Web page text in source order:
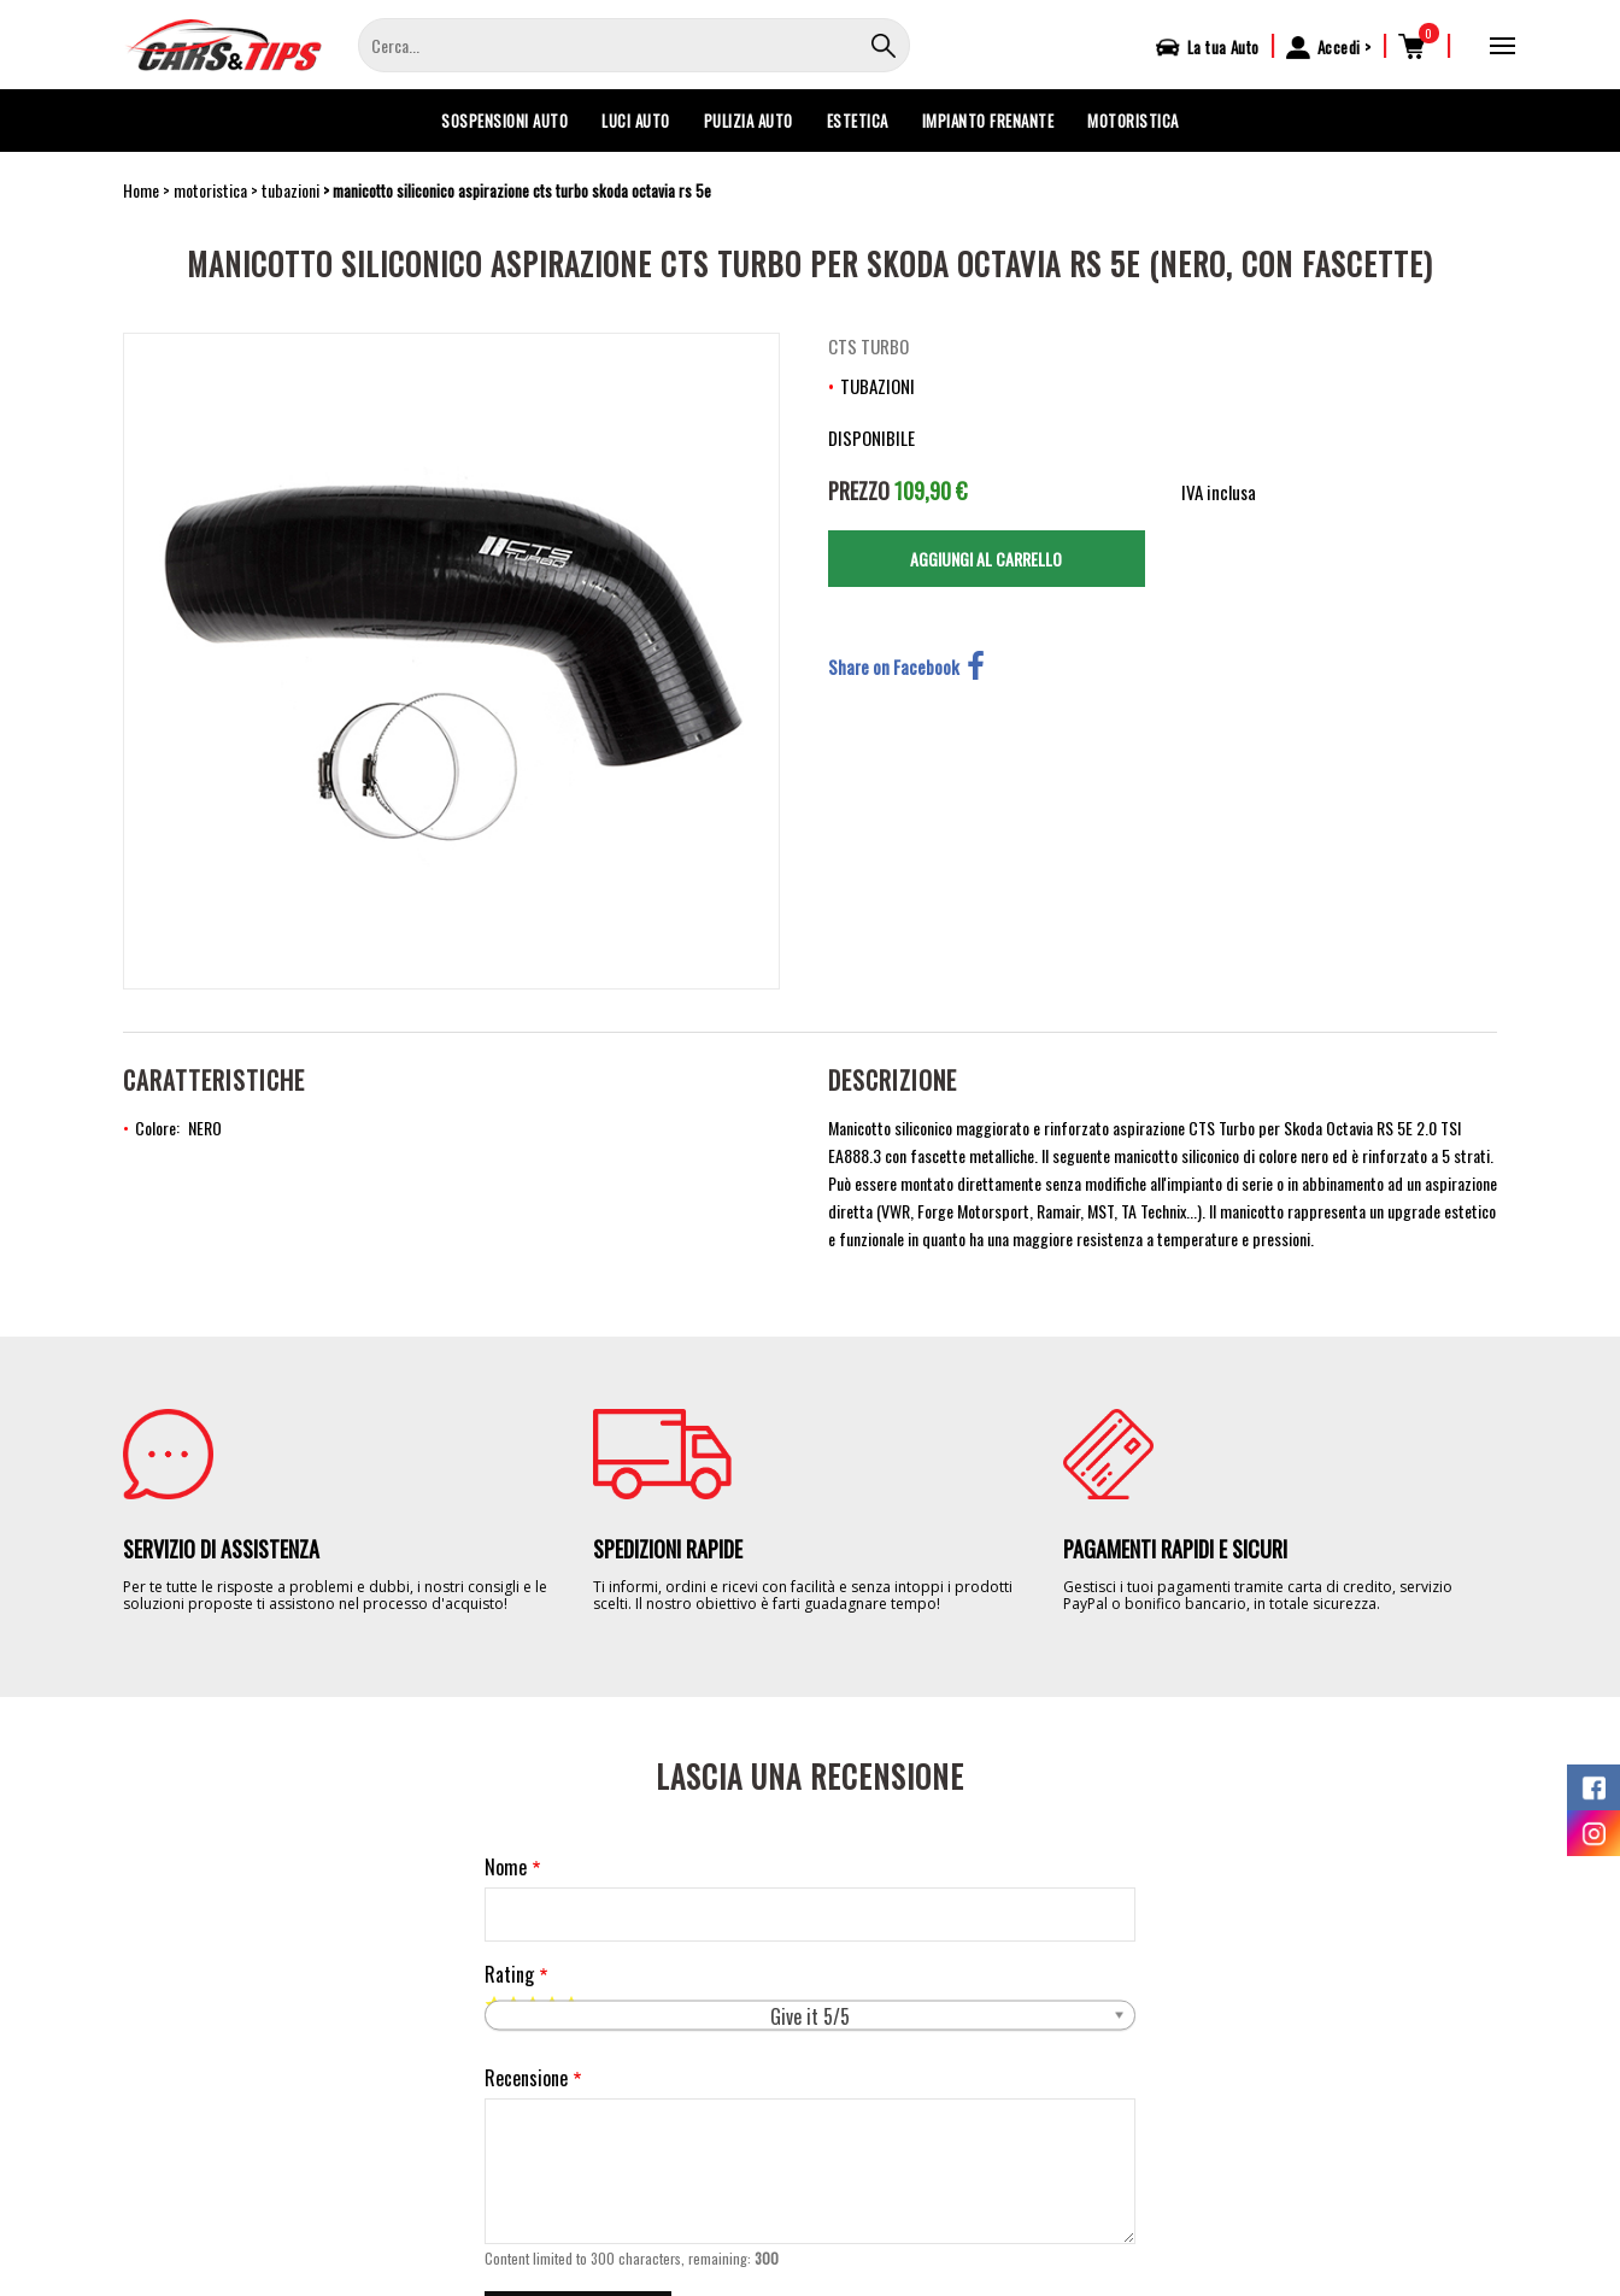
principale
La tua Auto | Accedi | 0 |
SOSPENSIONI AUTO LUCI AUTO PULIZIA AUTO ESTETICA IMPIANTO FRENANTE MOTORISTICA
Home motoristica tubazioni manicotto siliconico aspirazione cts turbo skoda octavia rs 5e
MANICOTTO SILICONICO ASPIRAZIONE CTS TURBO PER SKODA OCTAVIA RS 5E (NERO, CON FASCETTE)
CTS TURBO
TUBAZIONI
DISPONIBILE
PREZZO109,90 € IVA inclusa
Share on Facebook
CARATTERISTICHE
Colore NERO
DESCRIZIONE
Manicotto siliconico maggiorato e rinforzato aspirazione CTS Turbo per Skoda Octavia RS 5E 2.0 TSI
EA888.3 con fascette metalliche. Il seguente manicotto siliconico di colore nero ed è rinforzato a 5 strati.
Può essere montato direttamente senza modifiche all'impianto di serie o in abbinamento ad un aspirazione
diretta (VWR, Forge Motorsport, Ramair, MST, TA Technix...). Il manicotto rappresenta un upgrade estetico
e funzionale in quanto ha una maggiore resistenza a temperature e pressioni.
Image
SERVIZIO DI ASSISTENZA
Per te tutte le risposte a problemi e dubbi, i nostri consigli e le
soluzioni proposte ti assistono nel processo d'acquisto!
Image
SPEDIZIONI RAPIDE
Ti informi, ordini e ricevi con facilità e senza intoppi i prodotti
scelti. Il nostro obiettivo è farti guadagnare tempo!
Image
PAGAMENTI RAPIDI E SICURI
Gestisci i tuoi pagamenti tramite carta di credito, servizio
PayPal o bonifico bancario, in totale sicurezza.
LASCIA UNA RECENSIONE
Nome
Rating
Give it 5/5
Recensione
Content limited to 300 characters, remaining: 300